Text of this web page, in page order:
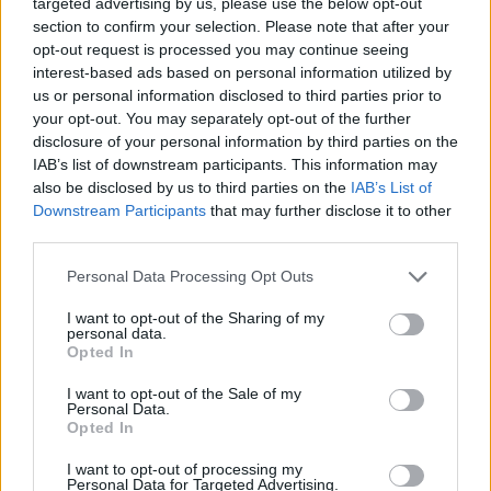
section to confirm your selection. Please note that after your
opt-out request is processed you may continue seeing
interest-based ads based on personal information utilized by
us or personal information disclosed to third parties prior to
your opt-out. You may separately opt-out of the further
disclosure of your personal information by third parties on the
IAB’s list of downstream participants. This information may
also be disclosed by us to third parties on the IAB’s List of
Downstream Participants that may further disclose it to other
Personal Data Processing Opt Outs
I want to opt-out of the Sharing of my
personal data.
Opted In
I want to opt-out of the Sale of my
Personal Data.
Opted In
I want to opt-out of processing my
Personal Data for Targeted Advertising.
— Sporting CP Adeptos ?? (@Sporting_CPAdep)
30, 2025
Παιχνίδι από παντού στη Novibet με το
νέο Mobile App
Ιωαννίδης Φώτης
COMMENTS